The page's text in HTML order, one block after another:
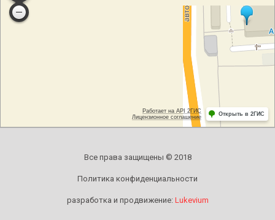
Все права защищены © 2018
Политика конфиденциальности
разработка и продвижение: Lukevium